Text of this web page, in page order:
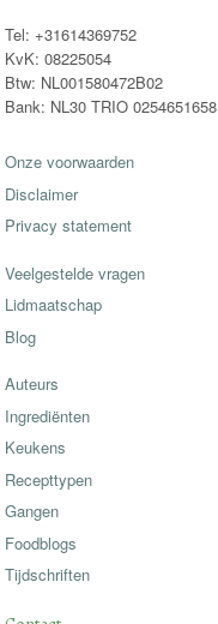
Tel: +31614369752
KvK: 08225054
Btw: NL001580472B02
Bank: NL30 TRIO 0254651658
Onze voorwaarden
Disclaimer
Privacy statement
Veelgestelde vragen
Lidmaatschap
Blog
Auteurs
Ingrediënten
Keukens
Recepttypen
Gangen
Foodblogs
Tijdschriften